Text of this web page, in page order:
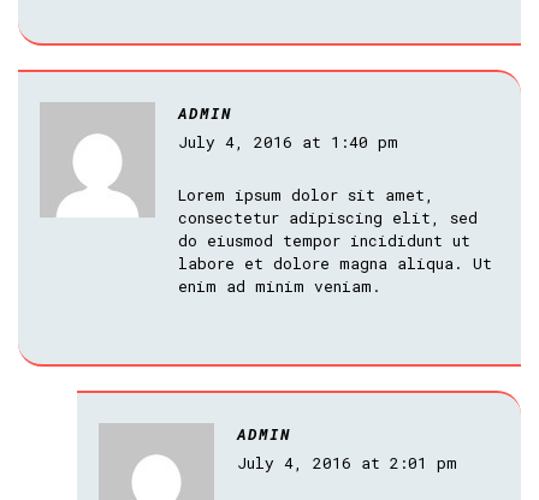
ADMIN
July 4, 2016 at 1:40 pm
Lorem ipsum dolor sit amet,
consectetur adipiscing elit, sed
do eiusmod tempor incididunt ut
labore et dolore magna aliqua. Ut
enim ad minim veniam.
ADMIN
July 4, 2016 at 2:01 pm